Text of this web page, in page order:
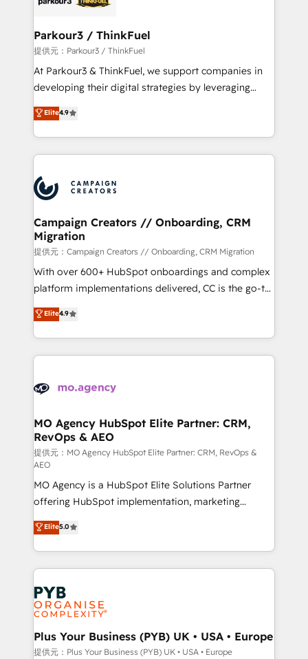
companies scale faster and smarter. 🔹 BOOMS:
Demand generation for all your buyers With BOOMS,
you invest in 100% of your buyers, accelerating your
growth and positioning yourself as an undisputed
transformation process A methodology designed to
implement HubSpot effectively and optimize your
record of business transformation, our growth-first
approach has helped brands dominate their
Parkour3 / ThinkFuel
提供元：Parkour3 / ThinkFuel
At Parkour3 & ThinkFuel, we support companies in
developing their digital strategies by leveraging
technologies and automating their marketing and
sales processes to generate growth. Our offer spans
from Strategy to Operations. We specialize in CRM
onboarding and implementation, web design, sales
extensive experience working with tech companies
and manufacturers since 2002, we are committed to
empowering our clients and developing their
autonomy. Get to grips with HubSpot through
guided implementation and seamless integration of
the CRM platform into your digital ecosystem. Would
you like support in deploying your inbound
to your needs and sales objectives. With 125+
certifications, we are part of the most certified
services are offered in both English & French.
Elite4.9
Campaign Creators // Onboarding, CRM
Migration
提供元：Campaign Creators // Onboarding, CRM Migration
With over 600+ HubSpot onboardings and complex
platform implementations delivered, CC is the go-to
Elite Solutions Partner for businesses ready to
migrate, replatform, and scale smarter. We specialize
in high-impact CRM and CMS migrations and
onboarding from platforms like Salesforce, NetSuite,
WordPress and legacy CRMs, turning fragmented
architectures that accelerate revenue operations and
performance. - Multi-object CRM migration, cleanup,
and implementation. - Pre-built and custom
integrations across your full tech stack. - Custom
object setup, CMS builds, and full-funnel automation.
- Dashboards, lifecycle campaigns, and lead
nurturing sequences. - Cross-hub setup across
Marketing, Sales, Operations, and Service Hubs. -
Ongoing optimization, managed support, and
scalable retainers. Let’s make HubSpot your most
powerful growth engine. Built to convert, scale, and
drive results.
Elite4.9
MO Agency HubSpot Elite Partner: CRM,
RevOps & AEO
提供元：MO Agency HubSpot Elite Partner: CRM, RevOps &
AEO
MO Agency is a HubSpot Elite Solutions Partner
offering HubSpot implementation, marketing
automation, CRM and RevOps consulting, data
architecture, sales enablement, lifecycle automation,
lead scoring and revenue reporting. HubSpot,
Salesforce and integrated enterprise stacks. Digital
Marketing, Answer Engine Optimisation, and
Generative Engine Optimisation (AI Search),
HubSpot Content Hub, WordPress development,
B2B SEO, paid media, and content. We work with
enterprise and growth-led companies across
Elite5.0
Plus Your Business (PYB) UK • USA • Europe
提供元：Plus Your Business (PYB) UK • USA • Europe